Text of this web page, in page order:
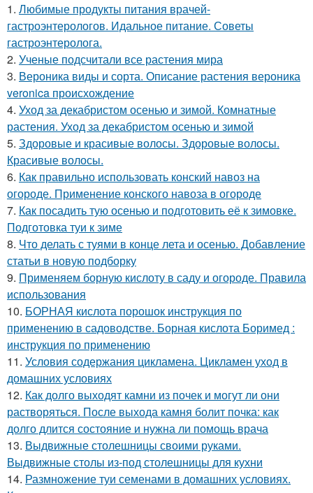
1. Любимые продукты питания врачей-
гастроэнтерологов. Идальное питание. Советы
гастроэнтеролога.
2. Ученые подсчитали все растения мира
3. Вероника виды и сорта. Описание растения вероника
veronica происхождение
4. Уход за декабристом осенью и зимой. Комнатные
растения. Уход за декабристом осенью и зимой
5. Здоровые и красивые волосы. Здоровые волосы.
Красивые волосы.
6. Как правильно использовать конский навоз на
огороде. Применение конского навоза в огороде
7. Как посадить тую осенью и подготовить её к зимовке.
Подготовка туи к зиме
8. Что делать с туями в конце лета и осенью. Добавление
статьи в новую подборку
9. Применяем борную кислоту в саду и огороде. Правила
использования
10. БОРНАЯ кислота порошок инструкция по
применению в садоводстве. Борная кислота Боримед :
инструкция по применению
11. Условия содержания цикламена. Цикламен уход в
домашних условиях
12. Как долго выходят камни из почек и могут ли они
растворяться. После выхода камня болит почка: как
долго длится состояние и нужна ли помощь врача
13. Выдвижные столешницы своими руками.
Выдвижные столы из-под столешницы для кухни
14. Размножение туи семенами в домашних условиях.